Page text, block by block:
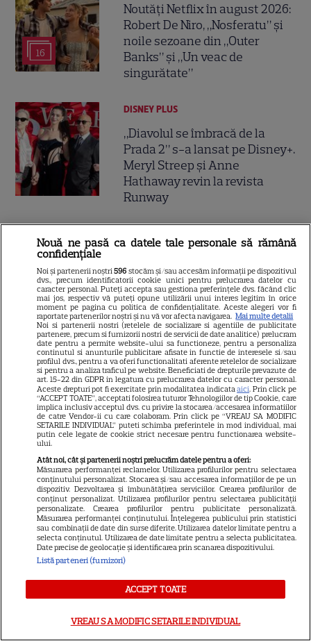
16
Noutăți Netflix în august 2026:
Robert De Niro, „Nosferatu” și
noile sezoane din „Outer
Banks” și „Un veac de
singurătate”
DISNEY PLUS
„Diavolul se îmbracă de la
Prada 2” s-a lansat pe Disney+.
Meryl Streep și Anne
Hathaway revin la revista
Runway
13
pentru noul său film! Ce
promisiune a făcut actorul
după momentele virale în care
a făcut senzație prin dans
13
SKYSHOWTIME
Scarlett Johansson și Kristin
Scott Thomas, din nou mamă
și fiică pe ecran în „My
Mother's Wedding”. Când
9
PRIME VIDEO
Jamie Campbell Bower, starul
din „Stranger Things”, intră în
universul „Stăpânul Inelelor”.
Ce rol legendar va interpreta în
Nouă ne pasă ca datele tale personale să rămână
confidențiale
Noi și partenerii noștri596 stocăm și/sau accesăm informații pe dispozitivul
dvs., precum identificatorii cookie unici pentru prelucrarea datelor cu
caracter personal. Puteți accepta sau gestiona preferințele dvs. făcând clic
mai jos, respectiv vă puteți opune utilizării unui interes legitim în orice
moment pe pagina cu politica de confidențialitate. Aceste alegeri vor fi
raportate partenerilor noștri și nu vă vor afecta navigarea. Mai multe detalii
Noi si partenerii nostri (retelele de socializare si agentiile de publicitate
partenere, precum si furnizorii nostri de servicii de date analitice) prelucram
date pentru a permite website-ului sa functioneze, pentru a personaliza
continutul si anunturile publicitare afisate in functie de interesele si/sau
profilul dvs., pentru a va oferi functionalitati aferente retelelor de socializare
si pentru a analiza traficul pe website. Beneficiati de drepturile prevazute de
art. 15-22 din GDPR in legatura cu prelucrarea datelor cu caracter personal.
Aceste drepturi pot fi exercitate prin modalitatea indicataaici. Prin click pe
“ACCEPT TOATE”, acceptati folosirea tuturor Tehnologiilor de tip Cookie, care
implica inclusiv acceptul dvs. cu privire la stocarea/accesarea informatiilor
de catre Vendor-ii cu care colaboram. Prin click pe “VREAU SA MODIFIC
SETARILE INDIVIDUAL” puteti schimba preferintele in mod individual, mai
putin cele legate de cookie strict necesare pentru functionarea website-
ului.
Atât noi, cât și partenerii noștri prelucrăm datele pentru a oferi:
Măsurarea performanței reclamelor. Utilizarea profilurilor pentru selectarea
conținutului personalizat. Stocarea și/sau accesarea informațiilor de pe un
dispozitiv. Dezvoltarea și îmbunătățirea serviciilor. Crearea profilurilor de
conținut personalizat. Utilizarea profilurilor pentru selectarea publicității
personalizate. Crearea profilurilor pentru publicitate personalizată.
Măsurarea performanței conținutului. Înțelegerea publicului prin statistici
sau combinații de date din surse diferite. Utilizarea datelor limitate pentru a
selecta conținutul. Utilizarea de date limitate pentru a selecta publicitatea.
Date precise de geolocație și identificarea prin scanarea dispozitivului.
Listă parteneri (furnizori)
ACCEPT TOATE
VREAU SA MODIFIC SETARILE INDIVIDUAL